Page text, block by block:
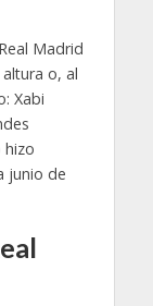
Madrid
o, al
Xabi
hizo
junio de